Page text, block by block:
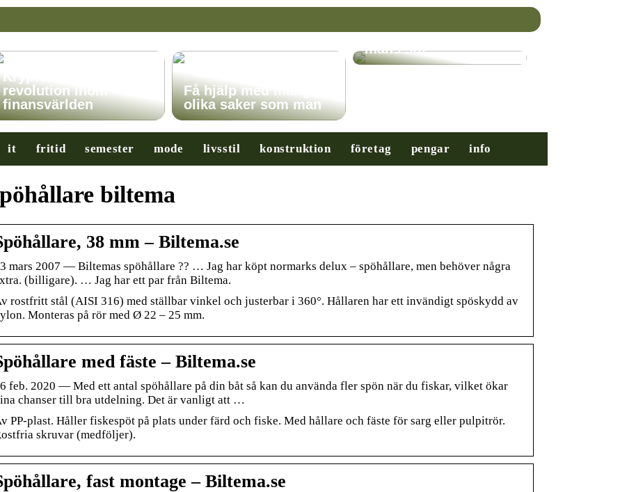
Kryptovalutor: En
revolution inom
finansvärlden
Få hjälp med många
olika saker som man
Nybörjarguiden till
mäns stil
it fritid semester mode livsstil konstruktion företag pengar info
biltema
38 mm – Biltema.se
mars 2007 — Biltemas spöhållare ?? … Jag har köpt normarks delux – spöhållare, men behöver några
(billigare). … Jag har ett par från Biltema.
rostfritt stål (AISI 316) med ställbar vinkel och justerbar i 360°. Hållaren har ett invändigt spöskydd av
Monteras på rör med Ø 22 – 25 mm.
med fäste – Biltema.se
feb. 2020 — Med ett antal spöhållare på din båt så kan du använda fler spön när du fiskar, vilket ökar
chanser till bra utdelning. Det är vanligt att …
PP-plast. Håller fiskespöt på plats under färd och fiske. Med hållare och fäste för sarg eller pulpitrör.
skruvar (medföljer).
fast montage – Biltema.se